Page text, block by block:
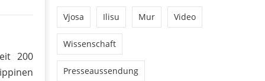
200
Vjosa Ilisu Mur Video
Wissenschaft
Presseaussendung